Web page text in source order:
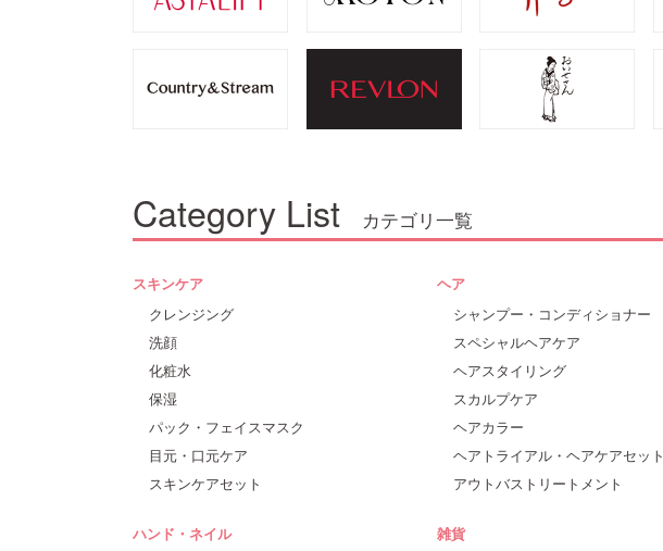
Category List カテゴリ一覧
スキンケア
クレンジング
洗顔
化粧水
保湿
パック・フェイスマスク
目元・口元ケア
スキンケアセット
ヘア
シャンプー・コンディショナー
スペシャルヘアケア
ヘアスタイリング
スカルプケア
ヘアカラー
ヘアトライアル・ヘアケアセット
アウトバストリートメント
ハンド・ネイル
雑貨